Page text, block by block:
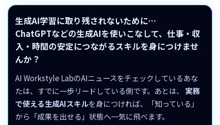
生成AI学習に取り残されないために…
ChatGPTなどの生成AIを使いこなして、仕事・収
入・時間の安定につながるスキルを身につけませ
んか？
AI Workstyle LabのAIニュースをチェックしているあな
たは、すでに一歩リードしている側です。あとは、 実務
で使える生成AIスキルを身につければ、「知っている」
から「成果を出せる」状態へ一気に飛べます。